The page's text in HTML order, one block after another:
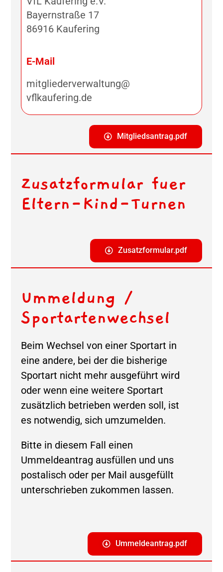
Bayernstraße 17
86916 Kaufering
E-Mail
mitgliederverwaltung@
vflkaufering.de
Mitgliedsantrag.pdf
Zusatzformular fuer
Eltern-Kind-Turnen
Zusatzformular.pdf
Ummeldung /
Sportartenwechsel
Beim Wechsel von einer Sportart in
eine andere, bei der die bisherige
Sportart nicht mehr ausgeführt wird
oder wenn eine weitere Sportart
zusätzlich betrieben werden soll, ist
es notwendig, sich umzumelden.
Bitte in diesem Fall einen
Ummeldeantrag ausfüllen und uns
postalisch oder per Mail ausgefüllt
unterschrieben zukommen lassen.
Ummeldeantrag.pdf